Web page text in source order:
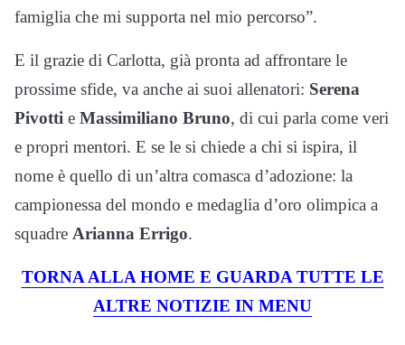
famiglia che mi supporta nel mio percorso”.
E il grazie di Carlotta, già pronta ad affrontare le
prossime sfide, va anche ai suoi allenatori: Serena
Pivotti e Massimiliano Bruno, di cui parla come veri
e propri mentori. E se le si chiede a chi si ispira, il
nome è quello di un’altra comasca d’adozione: la
campionessa del mondo e medaglia d’oro olimpica a
squadre Arianna Errigo.
TORNA ALLA HOME E GUARDA TUTTE LE
ALTRE NOTIZIE IN MENU